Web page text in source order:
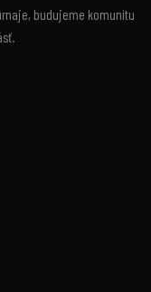
budujeme komunitu